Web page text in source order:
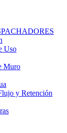
Uso
Muro
y Retención